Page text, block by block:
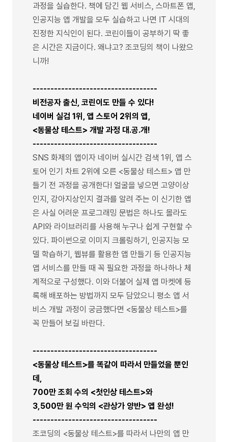
과정을 실습한다. 책에 담긴 웹 서비스, 스마트폰 앱,
인공지능 앱 개발을 모두 실습하고 나면 IT 시대의
진정한 지식인이 된다. 코린이들이 공부하기 딱 좋
은 시간은 지금이다. 왜냐고? 조코딩의 책이 나왔으
니까!
-----------------------------------
비전공자 출신, 코린이도 만들 수 있다!
네이버 실검 1위, 앱 스토어 2위의 앱,
<동물상 테스트> 개발 과정 대.공.개!
-----------------------------------
SNS 화제의 앱이자 네이버 실시간 검색 1위, 앱 스
토어 인기 차트 2위에 오른 <동물상 테스트> 앱 만
들기 전 과정을 공개한다! 얼굴을 넣으면 고양이상
인지, 강아지상인지 결과를 알려 주는 이 신기한 앱
은 사실 어려운 프로그래밍 문법은 하나도 몰라도
API와 라이브러리를 사용해 누구나 쉽게 구현할 수
있다. 파이썬으로 이미지 크롤링하기, 인공지능 모
델 학습하기, 웹뷰를 활용한 앱 만들기 등 인공지능
앱 서비스를 만들 때 꼭 필요한 과정을 하나하나 체
계적으로 구성했다. 이와 더불어 실제 앱 마켓에 등
록해 배포하는 방법까지 모두 담았으니 평소 앱 서
비스 개발 과정이 궁금했다면 <동물상 테스트>를
꼭 만들어 보길 바란다.
-----------------------------------
<동물상 테스트>를 똑같이 따라서 만들었을 뿐인
데,
700만 조회 수의 <첫인상 테스트>와
3,500만 원 수익의 <관상가 양반> 앱 완성!
-----------------------------------
조코딩의 <동물상 테스트>를 따라서 나만의 앱 만